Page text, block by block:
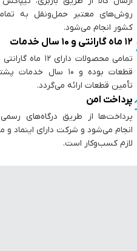
روش‌های معتبر حمل‌ونقل به
کشور انجام می‌شود.
۱۲ ماه گارانتی و ۱۰ سال خدمات
تمامی محصولات دارای ۱۲
قطعات بوده و ۱۰ سال
تأمین قطعات ارائه می‌گردد.
پرداخت امن
پرداخت‌ها از طریق درگاه‌های
انجام می‌شود و شرکت دارای اینماد و
لازم کسب‌وکار است.